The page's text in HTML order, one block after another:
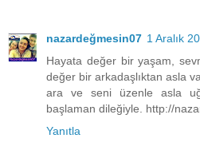
nazardeğmesin07 1 Aralık
Hayata değer bir yaşam,
değer bir arkadaşlıktan asla
ara ve seni üzenle asla
başlaman dileğiyle. http://
Yanıtla